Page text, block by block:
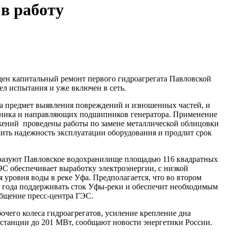
работу
капитальный ремонт первого гидроагрегата Павловской
испытания и уже включен в сеть.
предмет выявления повреждений и изношенных частей, и
и направляющих подшипников генератора. Применение
проведены работы по замене металлической облицовки
надежность эксплуатации оборудования и продлит срок
Павловское водохранилище площадью 116 квадратных
выработку электроэнергии, с низкой
воды в реке Уфа. Предполагается, что во втором
поддерживать сток Уфы-реки и обеспечит необходимым
пресс-центра ГЭС.
колеса гидроагрегатов, усиление крепление дна
до 201 МВт, сообщают новости энергетики России.